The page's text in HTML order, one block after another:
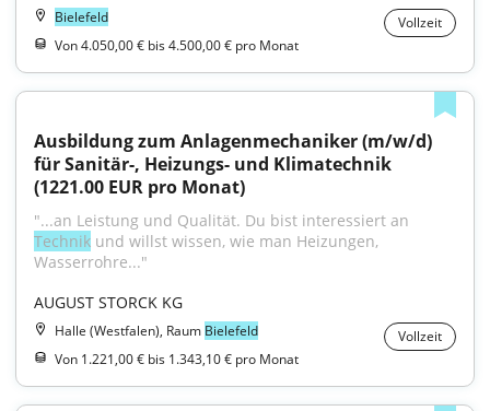
Bielefeld
Vollzeit
Von 4.050,00 € bis 4.500,00 € pro Monat
Ausbildung zum Anlagenmechaniker (m/w/d)
für Sanitär-, Heizungs- und Klimatechnik
(1221.00 EUR pro Monat)
Technik und willst wissen, wie man Heizungen,
Wasserrohre..."
AUGUST STORCK KG
Halle (Westfalen), Raum Bielefeld
Vollzeit
Von 1.221,00 € bis 1.343,10 € pro Monat